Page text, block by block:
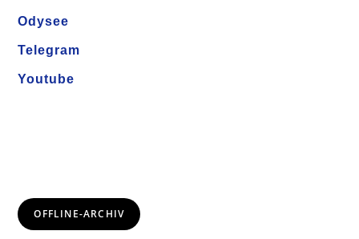
Odysee
Telegram
Youtube
OFFLINE-ARCHIV